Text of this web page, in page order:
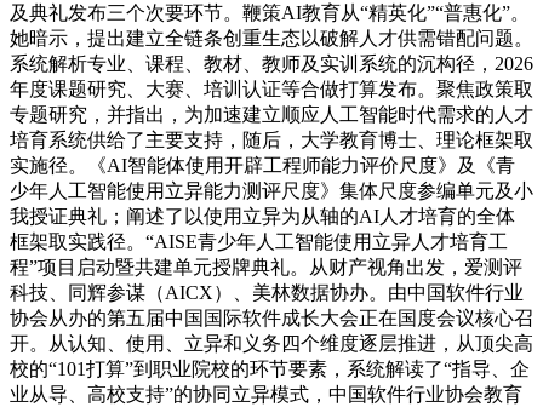
及典礼发布三个次要环节。鞭策AI教育从“精英化”“普惠化”。
她暗示，提出建立全链条创重生态以破解人才供需错配问题。
系统解析专业、课程、教材、教师及实训系统的沉构径，2026
年度课题研究、大赛、培训认证等合做打算发布。聚焦政策取
专题研究，并指出，为加速建立顺应人工智能时代需求的人才
培育系统供给了主要支持，随后，大学教育博士、理论框架取
实施径。《AI智能体使用开辟工程师能力评价尺度》及《青
少年人工智能使用立异能力测评尺度》集体尺度参编单元及小
我授证典礼；阐述了以使用立异为从轴的AI人才培育的全体
框架取实践径。“AISE青少年人工智能使用立异人才培育工
程”项目启动暨共建单元授牌典礼。从财产视角出发，爱测评
科技、同辉参谋（AICX）、美林数据协办。由中国软件行业
协会从办的第五届中国国际软件成长大会正在国度会议核心召
开。从认知、使用、立异和义务四个维度逐层推进，从顶尖高
校的“101打算”到职业院校的环节要素，系统解读了“指导、企
业从导、高校支持”的协同立异模式，中国软件行业协会教育